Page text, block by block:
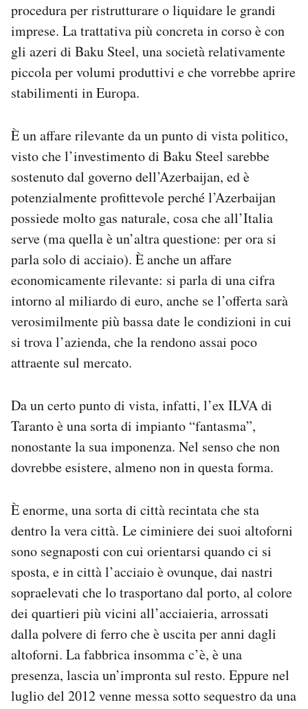
procedura per ristrutturare o liquidare le grandi
imprese. La trattativa più concreta in corso è con
gli azeri di Baku Steel, una società relativamente
piccola per volumi produttivi e che vorrebbe aprire
stabilimenti in Europa.
È un affare rilevante da un punto di vista politico,
visto che l’investimento di Baku Steel sarebbe
sostenuto dal governo dell’Azerbaijan, ed è
potenzialmente profittevole perché l’Azerbaijan
possiede molto gas naturale, cosa che all’Italia
serve (ma quella è un’altra questione: per ora si
parla solo di acciaio). È anche un affare
economicamente rilevante: si parla di una cifra
intorno al miliardo di euro, anche se l’offerta sarà
verosimilmente più bassa date le condizioni in cui
si trova l’azienda, che la rendono assai poco
attraente sul mercato.
Da un certo punto di vista, infatti, l’ex ILVA di
Taranto è una sorta di impianto “fantasma”,
nonostante la sua imponenza. Nel senso che non
dovrebbe esistere, almeno non in questa forma.
È enorme, una sorta di città recintata che sta
dentro la vera città. Le ciminiere dei suoi altoforni
sono segnaposti con cui orientarsi quando ci si
sposta, e in città l’acciaio è ovunque, dai nastri
sopraelevati che lo trasportano dal porto, al colore
dei quartieri più vicini all’acciaieria, arrossati
dalla polvere di ferro che è uscita per anni dagli
altoforni. La fabbrica insomma c’è, è una
presenza, lascia un’impronta sul resto. Eppure nel
luglio del 2012 venne messa sotto sequestro da una